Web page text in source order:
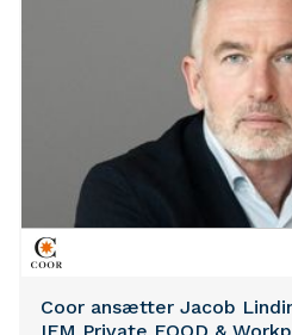
Coor ansætter Jacob